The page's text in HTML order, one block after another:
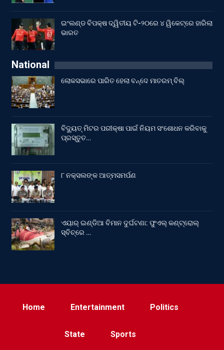
ଇଂଲଣ୍ଡ ବିପକ୍ଷ ଦ୍ୱିତୀୟ ଟି-୨୦ରେ ୪ ୱିକେଟ୍‌ରେ ହାରିଲା
ଭାରତ
National
ଲୋକସଭାରେ ପାରିତ ହେଲା ବନ୍ଦେ ମାତରମ୍‌ ବିଲ୍‌
ବିଦ୍ୟୁତ୍ ମିଟର ପରୀକ୍ଷା ପାଇଁ ନିୟମ ସଂଶୋଧନ କରିବାକୁ
ପ୍ରସ୍ତୁତ…
୮ ନକ୍ସଲଙ୍କ ଆତ୍ମସମର୍ପଣ
ଏୟାର୍ ଇଣ୍ଡିଆ ବିମାନ ଦୁର୍ଘଟଣା: ଫୁଏଲ୍‌ କଣ୍ଟ୍ରୋଲ୍‌
ସ୍ବିଚ୍‌ରେ …
Home Entertainment Politics
State Sports